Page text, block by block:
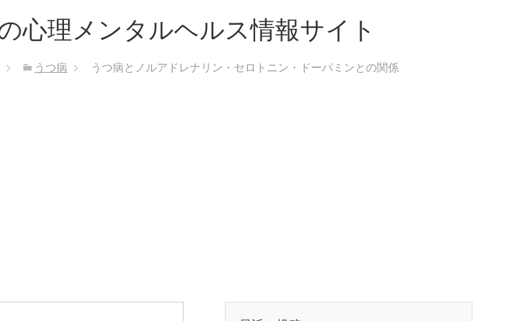
心理メンタルヘルス情報サイト
うつ病 うつ病とノルアドレナリン・セロトニン・ドーパミンとの関係